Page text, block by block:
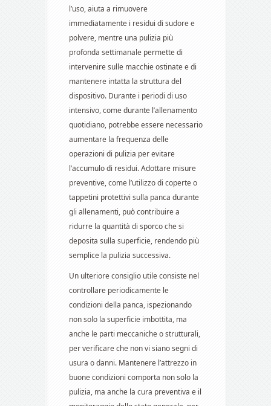
l’uso, aiuta a rimuovere
immediatamente i residui di sudore e
polvere, mentre una pulizia più
profonda settimanale permette di
intervenire sulle macchie ostinate e di
mantenere intatta la struttura del
dispositivo. Durante i periodi di uso
intensivo, come durante l’allenamento
quotidiano, potrebbe essere necessario
aumentare la frequenza delle
operazioni di pulizia per evitare
l’accumulo di residui. Adottare misure
preventive, come l’utilizzo di coperte o
tappetini protettivi sulla panca durante
gli allenamenti, può contribuire a
ridurre la quantità di sporco che si
deposita sulla superficie, rendendo più
semplice la pulizia successiva.
Un ulteriore consiglio utile consiste nel
controllare periodicamente le
condizioni della panca, ispezionando
non solo la superficie imbottita, ma
anche le parti meccaniche o strutturali,
per verificare che non vi siano segni di
usura o danni. Mantenere l’attrezzo in
buone condizioni comporta non solo la
pulizia, ma anche la cura preventiva e il